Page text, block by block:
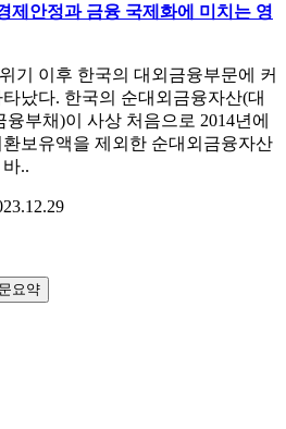
제안정과 금융 국제화에 미치는 영
기 이후 한국의 대외금융부문에 커
났다. 한국의 순대외금융자산(대
부채)이 사상 처음으로 2014년에
보유액을 제외한 순대외금융자산
..
요약